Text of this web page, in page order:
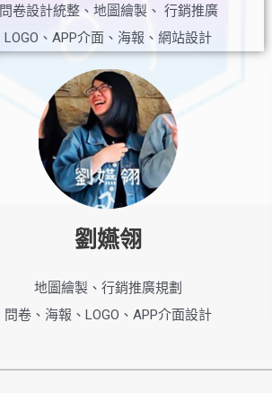
問卷設計統整、地圖繪製、 行銷推廣
LOGO、APP介面、海報、網站設計
劉嬿翎
地圖繪製、行銷推廣規劃
問卷、海報、LOGO、APP介面設計